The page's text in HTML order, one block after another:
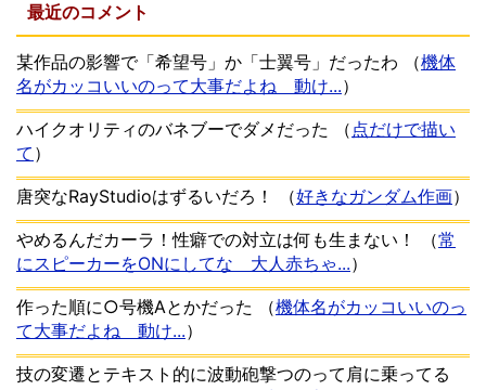
最近のコメント
某作品の影響で「希望号」か「士翼号」だったわ （機体
名がカッコいいのって大事だよね 動け...）
ハイクオリティのバネブーでダメだった
（ 点だけで描い
て ）
唐突なRayStudioはずるいだろ！
（好きなガンダム作画）
やめるんだカーラ！性癖での対立は何も生まない！
（常
にスピーカーをONにしてな 大人赤ちゃ...）
作った順に○号機Aとかだった
（機体名がカッコいいのっ
て大事だよね 動け...）
技の変遷とテキスト的に波動砲撃つのって肩に乗ってる